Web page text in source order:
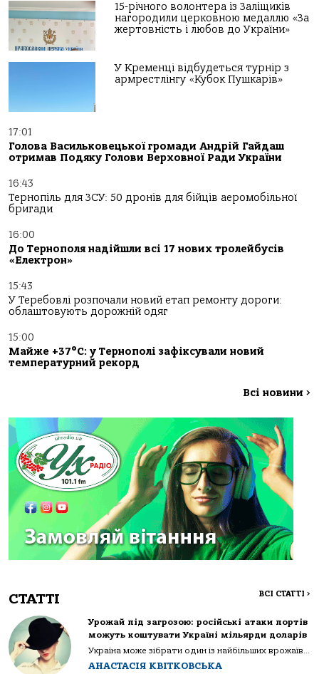
15-річного волонтера із Заліщиків
нагородили церковною медаллю «За
жертовність і любов до України»
У Кременці відбудеться турнір з
армрестлінгу «Кубок Пушкарів»
17:01
Голова Васильковецької громади Андрій Гайдаш
отримав Подяку Голови Верховної Ради України
16:43
Тернопіль для ЗСУ: 50 дронів для бійців аеромобільної
бригади
16:00
До Тернополя надійшли всі 17 нових тролейбусів
«Електрон»
15:43
У Теребовлі розпочали новий етап ремонту дороги:
облаштовують дорожній одяг
15:00
Майже +37°C: у Тернополі зафіксували новий
температурний рекорд
Всі новини >
СТАТТІ ВСІ СТАТТІ >
Урожай під загрозою: російські атаки портів
можуть коштувати Україні мільярди доларів
Україна може зібрати один із найбільших врожаїв...
АНАСТАСІЯ КВІТКОВСЬКА